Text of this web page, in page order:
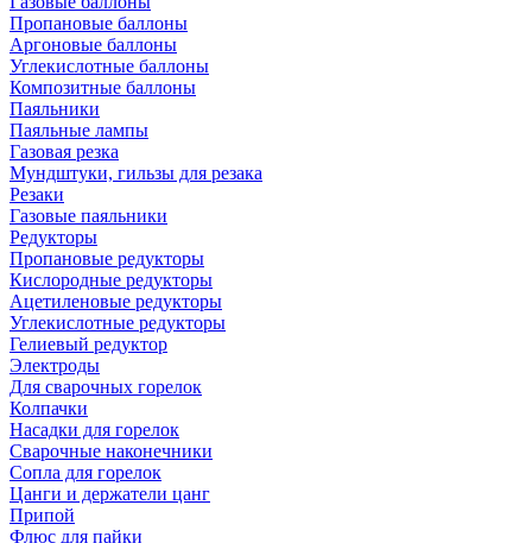
Пропановые баллоны
Аргоновые баллоны
Углекислотные баллоны
Композитные баллоны
Паяльники
Паяльные лампы
Газовая резка
Мундштуки, гильзы для резака
Резаки
Газовые паяльники
Редукторы
Пропановые редукторы
Кислородные редукторы
Ацетиленовые редукторы
Углекислотные редукторы
Гелиевый редуктор
Электроды
Для сварочных горелок
Колпачки
Насадки для горелок
Сварочные наконечники
Сопла для горелок
Цанги и держатели цанг
Припой
Флюс для пайки